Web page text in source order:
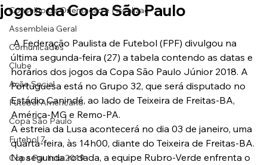
Conselho de Orientação e Fiscalizaç
Assembleia Geral
Comunicados
Clube
Ação Social
Futebol Americano
Copa São Paulo
Futebol 7
Copa Paulista 2019
jogos da Copa São Paulo
A Federação Paulista de Futebol (FPF) divulgou na
última segunda-feira (27) a tabela contendo as datas e
horários dos jogos da Copa São Paulo Júnior 2018. A
Portuguesa está no Grupo 32, que será disputado no
Estádio Canindé, ao lado de Teixeira de Freitas-BA,
América-MG e Remo-PA.
A estreia da Lusa acontecerá no dia 03 de janeiro, uma
quarta-feira, às 14h00, diante do Teixeira de Freitas-BA.
Na segunda rodada, a equipe Rubro-Verde enfrenta o